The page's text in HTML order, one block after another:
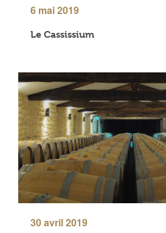
6 mai 2019
Le Cassissium
30 avril 2019